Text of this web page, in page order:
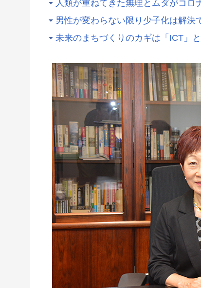
人類が重ねてきた無理とムダがコロ
男性が変わらない限り少子化は解決
未来のまちづくりのカギは「ICT」と